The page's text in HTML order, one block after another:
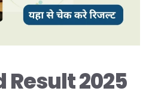
Result 2025